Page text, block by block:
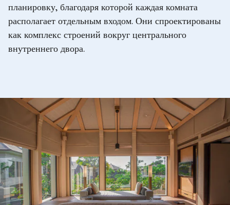
планировку, благодаря которой каждая комната
располагает отдельным входом. Они спроектированы
как комплекс строений вокруг центрального
внутреннего двора.